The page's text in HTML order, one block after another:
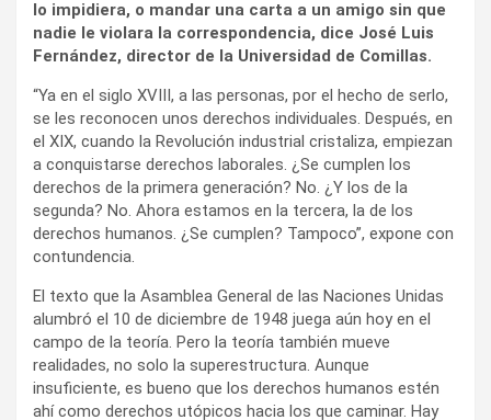
lo impidiera, o mandar una carta a un amigo sin que
nadie le violara la correspondencia, dice José Luis
Fernández, director de la Universidad de Comillas.
“Ya en el siglo XVIII, a las personas, por el hecho de serlo,
se les reconocen unos derechos individuales. Después, en
el XIX, cuando la Revolución industrial cristaliza, empiezan
a conquistarse derechos laborales. ¿Se cumplen los
derechos de la primera generación? No. ¿Y los de la
segunda? No. Ahora estamos en la tercera, la de los
derechos humanos. ¿Se cumplen? Tampoco”, expone con
contundencia.
El texto que la Asamblea General de las Naciones Unidas
alumbró el 10 de diciembre de 1948 juega aún hoy en el
campo de la teoría. Pero la teoría también mueve
realidades, no solo la superestructura. Aunque
insuficiente, es bueno que los derechos humanos estén
ahí como derechos utópicos hacia los que caminar. Hay